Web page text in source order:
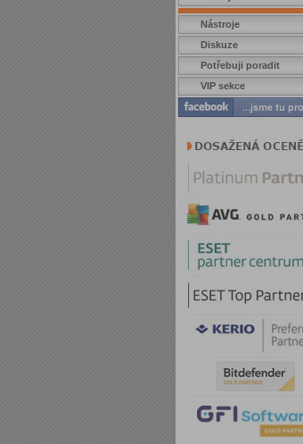
Nástroje
Diskuze
Potřebuji poradit
VIP sekce